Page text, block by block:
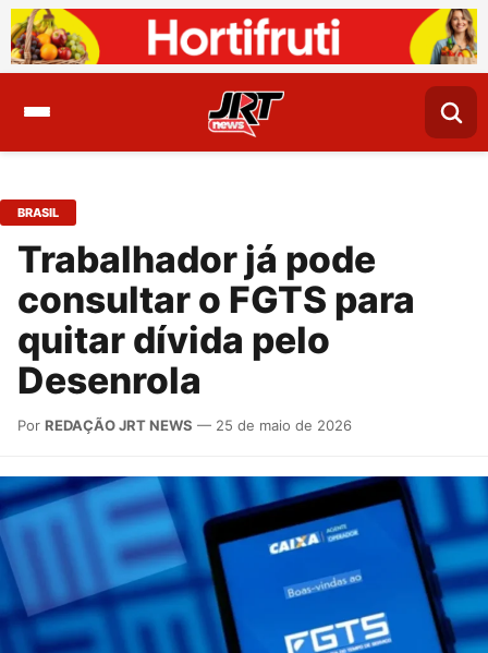
BRASIL
Trabalhador já pode
consultar o FGTS para
quitar dívida pelo
Desenrola
Por REDAÇÃO JRT NEWS — 25 de maio de 2026